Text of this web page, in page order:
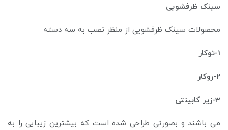
سینک ظرفشویی
محصولات سینک ظرفشویی از منظر نصب به سه دسته
1-توکار
2-ر وکار
3-زیر کابینتی
می باشند و بصورتی طراحی شده است که بیشترین زیبایی را به